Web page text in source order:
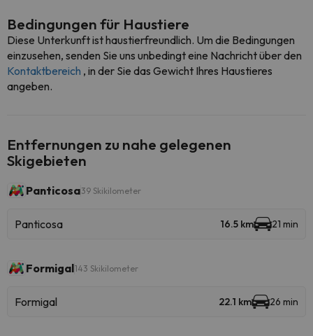
Bedingungen für Haustiere
Diese Unterkunft ist haustierfreundlich. Um die Bedingungen
einzusehen, senden Sie uns unbedingt eine Nachricht über den
Kontaktbereich , in der Sie das Gewicht Ihres Haustieres
angeben.
Entfernungen zu nahe gelegenen
Skigebieten
Panticosa39 Skikilometer
Panticosa 16.5 km 21 min
Formigal143 Skikilometer
Formigal 22.1 km 26 min